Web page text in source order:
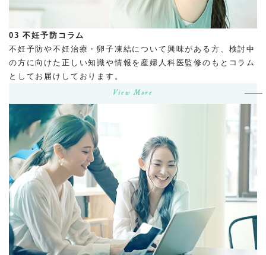
03 不妊予防コラム
不妊予防や不妊治療・卵子凍結について興味がある方、検討中
の方に向けた正しい知識や情報を産婦人科医監修のもとコラム
としてお届けしております。
View More